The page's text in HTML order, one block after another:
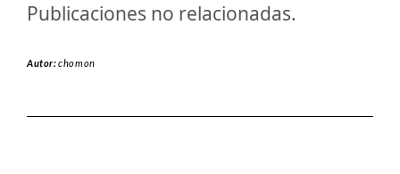
Publicaciones no relacionadas.
Autor:chomon